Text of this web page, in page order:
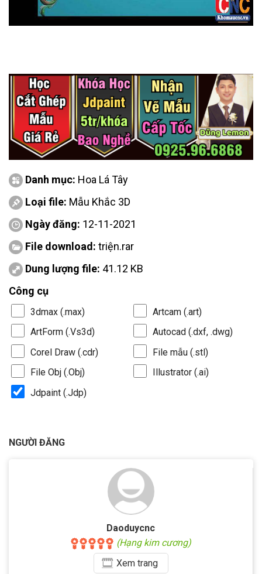
Danh mục: Hoa Lá Tây
Loại file: Mẫu Khắc 3D
Ngày đăng: 12-11-2021
File download: triện.rar
Dung lượng file: 41.12 KB
Công cụ
3dmax (.max)
Artcam (.art)
ArtForm (.Vs3d)
Autocad (.dxf, .dwg)
Corel Draw (.cdr)
File mẫu (.stl)
File Obj (.Obj)
Illustrator (.ai)
Jdpaint (.Jdp)
NGƯỜI ĐĂNG
Daoduycnc
(Hạng kim cương)
Xemtrang